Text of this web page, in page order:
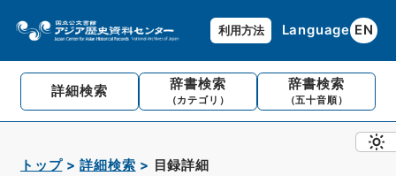
利用方法 Language EN
詳細検索 辞書検索
（カテゴリ）
辞書検索
（五十音順）
トップ 詳細検索 目録詳細